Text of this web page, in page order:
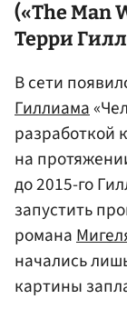
(«The Man
Терри
В сети
Гиллиама
разработкой
на
до 2015-го
запустить
романа
начались
картины